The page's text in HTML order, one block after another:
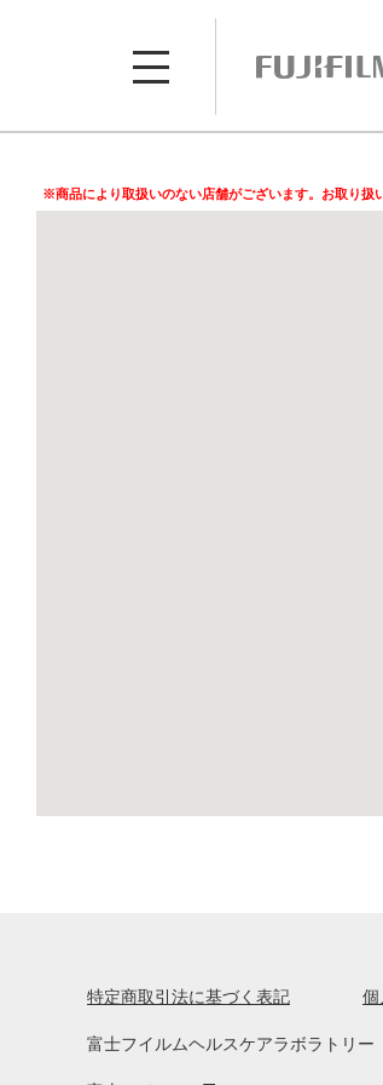
※商品により取扱いのない店舗がございます。お取り扱
特定商取引法に基づく表記 個
富士フイルムヘルスケアラボラトリー